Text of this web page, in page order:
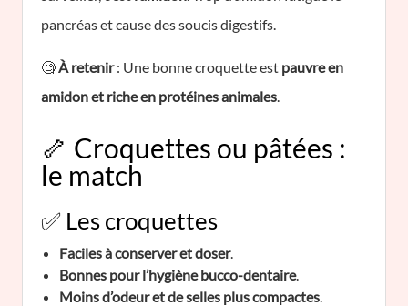
pancréas et cause des soucis digestifs.
🧐À retenir: Une bonne croquette est pauvre en
amidon et riche en protéines animales.
🦴 Croquettes ou pâtées :
le match
✅ Les croquettes
Faciles à conserver et doser.
Bonnes pour l’hygiène bucco-dentaire.
Moins d’odeur et de selles plus compactes.